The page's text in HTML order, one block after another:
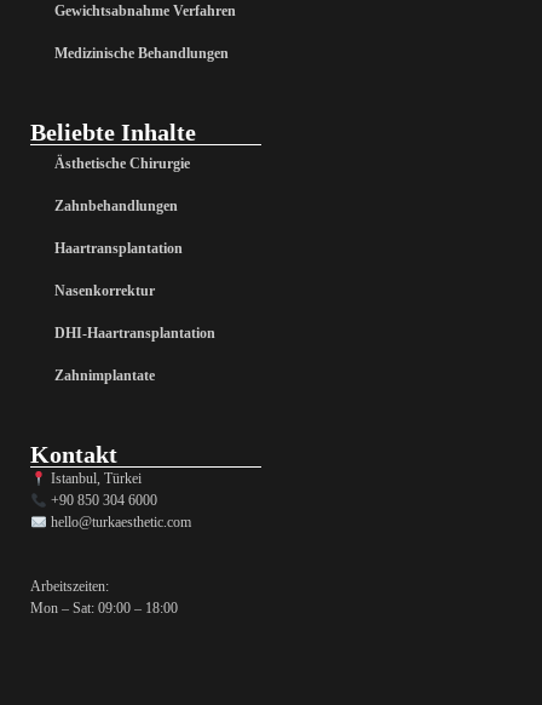
Gewichtsabnahme Verfahren
Medizinische Behandlungen
Beliebte Inhalte
Ästhetische Chirurgie
Zahnbehandlungen
Haartransplantation
Nasenkorrektur
DHI-Haartransplantation
Zahnimplantate
Kontakt
Istanbul, Türkei
+90 850 304 6000
hello@turkaesthetic.com
Arbeitszeiten:
Mon – Sat: 09:00 – 18:00